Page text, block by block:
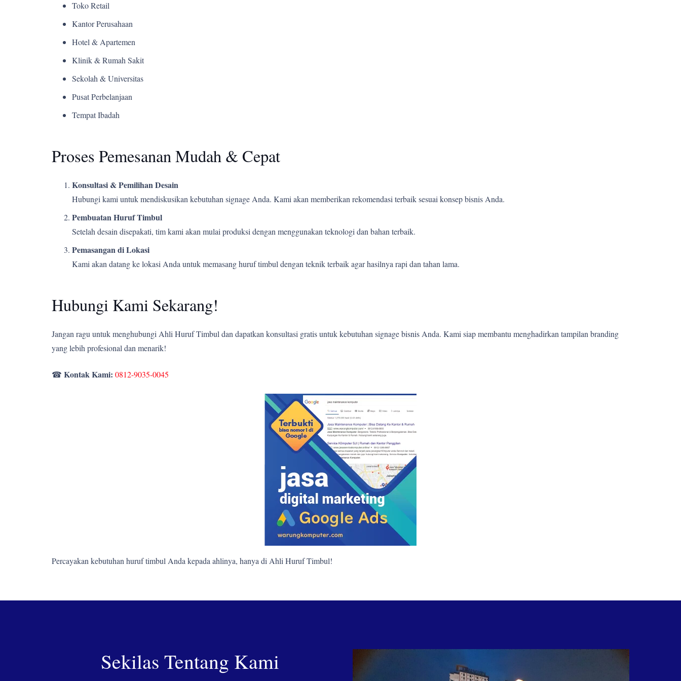
Toko Retail
Kantor Perusahaan
Hotel & Apartemen
Klinik & Rumah Sakit
Sekolah & Universitas
Pusat Perbelanjaan
Tempat Ibadah
Proses Pemesanan Mudah & Cepat
Konsultasi & Pemilihan Desain
Hubungi kami untuk mendiskusikan kebutuhan signage Anda. Kami akan memberikan rekomendasi terbaik sesuai konsep bisnis Anda.
Pembuatan Huruf Timbul
Setelah desain disepakati, tim kami akan mulai produksi dengan menggunakan teknologi dan bahan terbaik.
Pemasangan di Lokasi
Kami akan datang ke lokasi Anda untuk memasang huruf timbul dengan teknik terbaik agar hasilnya rapi dan tahan lama.
Hubungi Kami Sekarang!
Jangan ragu untuk menghubungi Ahli Huruf Timbul dan dapatkan konsultasi gratis untuk kebutuhan signage bisnis Anda. Kami siap membantu menghadirkan tampilan branding
yang lebih profesional dan menarik!
☎ Kontak Kami: 0812-9035-0045
Percayakan kebutuhan huruf timbul Anda kepada ahlinya, hanya di Ahli Huruf Timbul!
Sekilas Tentang Kami